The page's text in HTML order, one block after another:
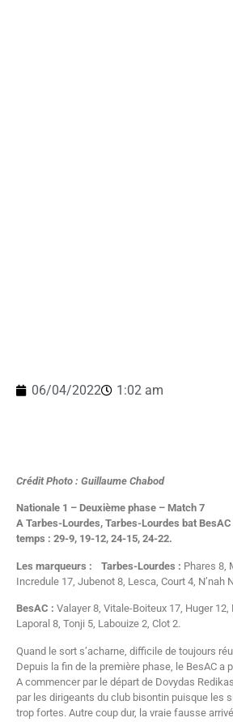
06/04/2022 1:02 am
Crédit Photo : Guillaume Chabod
Nationale 1 – Deuxième phase – Match 7
A Tarbes-Lourdes, Tarbes-Lourdes bat
temps : 29-9, 19-12, 24-15, 24-22.
Les marqueurs : Tarbes-Lourdes : Phares 8,
Incredule 17, Jubenot 8, Lesca, Court 4, N’nah
BesAC : Valayer 8, Vitale-Boiteux 17, Huger
Laporal 8, Tonji 5, Labouize 2, Clot 2.
Quand le sort s’acharne, difficile de toujours
Depuis la fin de la première phase, le BesAC a
A commencer par le départ de Dovydas
par les dirigeants du club bisontin puisque les
trop fortes. Autre coup dur, la vraie fausse